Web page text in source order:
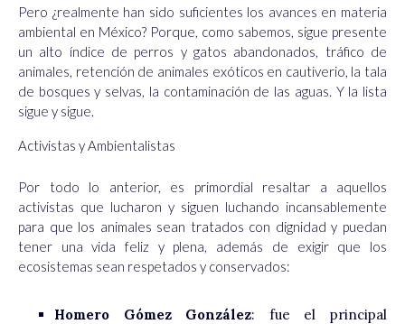
Pero ¿realmente han sido suficientes los avances en materia
ambiental en México? Porque, como sabemos, sigue presente
un alto índice de perros y gatos abandonados, tráfico de
animales, retención de animales exóticos en cautiverio, la tala
de bosques y selvas, la contaminación de las aguas. Y la lista
sigue y sigue.
Activistas y Ambientalistas
Por todo lo anterior, es primordial resaltar a aquellos
activistas que lucharon y siguen luchando incansablemente
para que los animales sean tratados con dignidad y puedan
tener una vida feliz y plena, además de exigir que los
ecosistemas sean respetados y conservados:
Homero Gómez González: fue el principal